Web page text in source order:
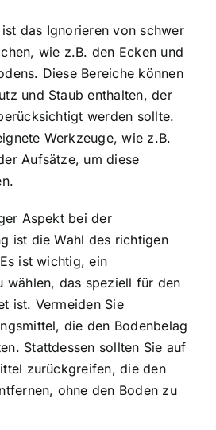
das Ignorieren von schwer
wie z.B. den Ecken und
Diese Bereiche können
und Staub enthalten, der
werden sollte.
Werkzeuge, wie z.B.
Aufsätze, um diese
Aspekt bei der
ist die Wahl des richtigen
ist wichtig, ein
wählen, das speziell für den
ist. Vermeiden Sie
die den Bodenbelag
Stattdessen sollten Sie auf
zurückgreifen, die den
ohne den Boden zu